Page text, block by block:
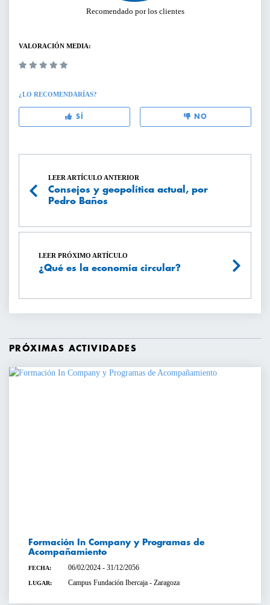
Recomendado por los clientes
VALORACIÓN MEDIA:
¿LO RECOMENDARÍAS?
SÍ NO
LEER ARTÍCULO ANTERIOR
Consejos y geopolítica actual, por
Pedro Baños
LEER PRÓXIMO ARTÍCULO
¿Qué es la economía circular?
PRÓXIMAS ACTIVIDADES
Formación In Company y Programas de
Acompañamiento
FECHA: 06/02/2024 - 31/12/2056
LUGAR: Campus Fundación Ibercaja - Zaragoza